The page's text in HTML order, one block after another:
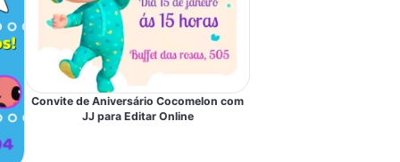
Convite de Aniversário Cocomelon com
JJ para Editar Online